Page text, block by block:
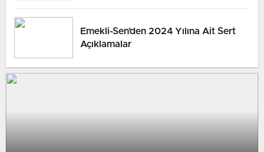
Emekli-Sen’den 2024 Yılına Ait Sert
Açıklamalar